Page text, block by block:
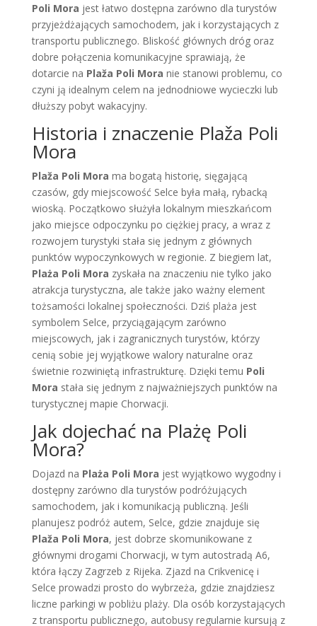
Poli Mora jest łatwo dostępna zarówno dla turystów
przyjeżdżających samochodem, jak i korzystających z
transportu publicznego. Bliskość głównych dróg oraz
dobre połączenia komunikacyjne sprawiają, że
dotarcie na Plaža Poli Mora nie stanowi problemu, co
czyni ją idealnym celem na jednodniowe wycieczki lub
dłuższy pobyt wakacyjny.
Historia i znaczenie Plaža Poli
Mora
Plaža Poli Mora ma bogatą historię, sięgającą
czasów, gdy miejscowość Selce była małą, rybacką
wioską. Początkowo służyła lokalnym mieszkańcom
jako miejsce odpoczynku po ciężkiej pracy, a wraz z
rozwojem turystyki stała się jednym z głównych
punktów wypoczynkowych w regionie. Z biegiem lat,
Plaża Poli Mora zyskała na znaczeniu nie tylko jako
atrakcja turystyczna, ale także jako ważny element
tożsamości lokalnej społeczności. Dziś plaża jest
symbolem Selce, przyciągającym zarówno
miejscowych, jak i zagranicznych turystów, którzy
cenią sobie jej wyjątkowe walory naturalne oraz
świetnie rozwiniętą infrastrukturę. Dzięki temu Poli
Mora stała się jednym z najważniejszych punktów na
turystycznej mapie Chorwacji.
Jak dojechać na Plażę Poli
Mora?
Dojazd na Plaża Poli Mora jest wyjątkowo wygodny i
dostępny zarówno dla turystów podróżujących
samochodem, jak i komunikacją publiczną. Jeśli
planujesz podróż autem, Selce, gdzie znajduje się
Plaža Poli Mora, jest dobrze skomunikowane z
głównymi drogami Chorwacji, w tym autostradą A6,
która łączy Zagrzeb z Rijeka. Zjazd na Crikvenicę i
Selce prowadzi prosto do wybrzeża, gdzie znajdziesz
liczne parkingi w pobliżu plaży. Dla osób korzystających
z transportu publicznego, autobusy regularnie kursują z